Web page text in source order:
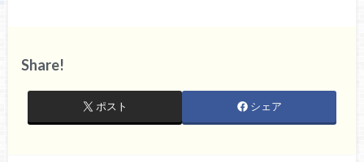
Share!
ポスト シェア